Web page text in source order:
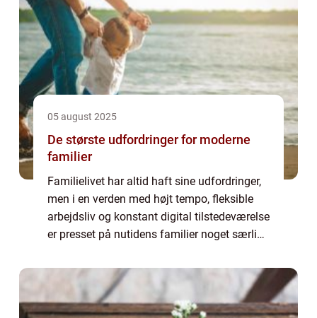
05 august 2025
De største udfordringer for moderne
familier
Familielivet har altid haft sine udfordringer,
men i en verden med højt tempo, fleksible
arbejdsliv og konstant digital tilstedeværelse
er presset på nutidens familier noget særligt.